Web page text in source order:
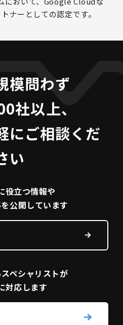
ナーとしての認定です。
模問わず
社以上、
にご相談くだ
い
役立つ情報や
公開しています
スペシャリストが
対応します